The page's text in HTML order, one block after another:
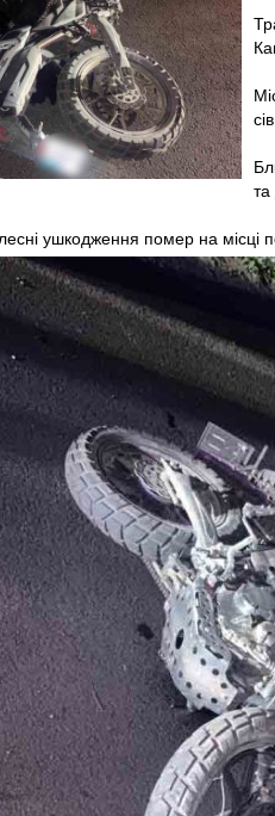
та
ушкодження помер на місці